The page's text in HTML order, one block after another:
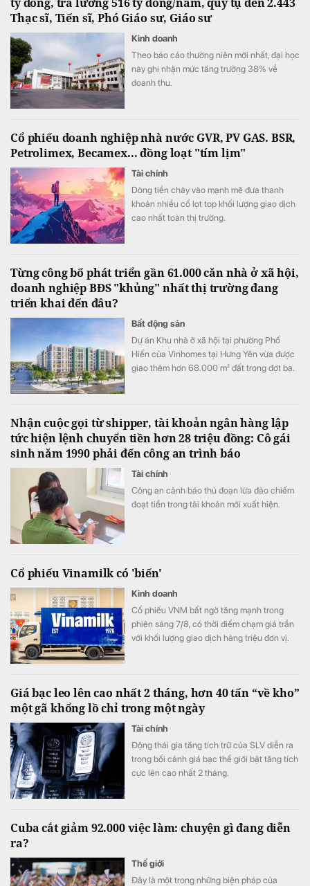
Thạc sĩ, Tiến sĩ, Phó Giáo sư, Giáo sư
Kinh doanh
Theo báo cáo thường niên mới nhất, đại học
này ghi nhận mức tăng trưởng 38% về
doanh thu.
Cổ phiếu doanh nghiệp nhà nước GVR, PV GAS. BSR,
Petrolimex, Becamex... đồng loạt "tím lịm"
Tài chính
Dòng tiền chảy vào mạnh mẽ đưa thanh
khoản nhiều cổ lọt top khối lượng giao dịch
cao nhất toàn thị trường.
Từng công bố phát triển gần 61.000 căn nhà ở xã hội,
doanh nghiệp BĐS "khủng" nhất thị trường đang
triển khai đến đâu?
Bất động sản
Dự án Khu nhà ở xã hội tại phường Phố
Hiến của Vinhomes tại Hưng Yên vừa được
giao thêm hơn 68.000 m² đất trong đợt ba.
Nhận cuộc gọi từ shipper, tài khoản ngân hàng lập
tức hiện lệnh chuyển tiền hơn 28 triệu đồng: Cô gái
sinh năm 1990 phải đến công an trình báo
Tài chính
Công an cảnh báo thủ đoạn lừa đảo chiếm
đoạt tiền trong tài khoản mới xuất hiện.
Cổ phiếu Vinamilk có 'biến'
Kinh doanh
Cổ phiếu VNM bất ngờ tăng mạnh trong
phiên sáng 7/8, có thời điểm chạm giá trần
với khối lượng giao dịch hàng triệu đơn vị.
Giá bạc leo lên cao nhất 2 tháng, hơn 40 tấn “về kho”
một gã khổng lồ chỉ trong một ngày
Tài chính
Động thái gia tăng tích trữ của SLV diễn ra
trong bối cảnh giá bạc thế giới bật tăng tích
cực lên cao nhất 2 tháng.
Cuba cắt giảm 92.000 việc làm: chuyện gì đang diễn
ra?
Thế giới
Đây là một trong những biện pháp của